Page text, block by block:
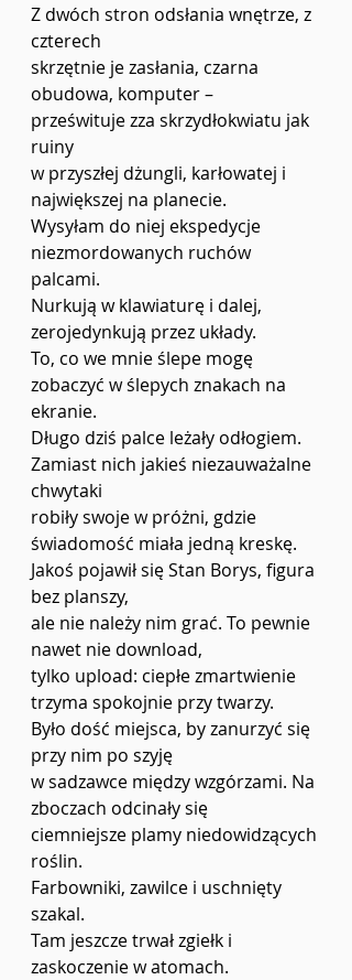
Z dwóch stron odsłania wnętrze, z
czterech
skrzętnie je zasłania, czarna
obudowa, komputer –
prześwituje zza skrzydłokwiatu jak
ruiny
w przyszłej dżungli, karłowatej i
największej na planecie.
Wysyłam do niej ekspedycje
niezmordowanych ruchów
palcami.
Nurkują w klawiaturę i dalej,
zerojedynkują przez układy.
To, co we mnie ślepe mogę
zobaczyć w ślepych znakach na
ekranie.
Długo dziś palce leżały odłogiem.
Zamiast nich jakieś niezauważalne
chwytaki
robiły swoje w próżni, gdzie
świadomość miała jedną kreskę.
Jakoś pojawił się Stan Borys, figura
bez planszy,
ale nie należy nim grać. To pewnie
nawet nie download,
tylko upload: ciepłe zmartwienie
trzyma spokojnie przy twarzy.
Było dość miejsca, by zanurzyć się
przy nim po szyję
w sadzawce między wzgórzami. Na
zboczach odcinały się
ciemniejsze plamy niedowidzących
roślin.
Farbowniki, zawilce i uschnięty
szakal.
Tam jeszcze trwał zgiełk i
zaskoczenie w atomach.